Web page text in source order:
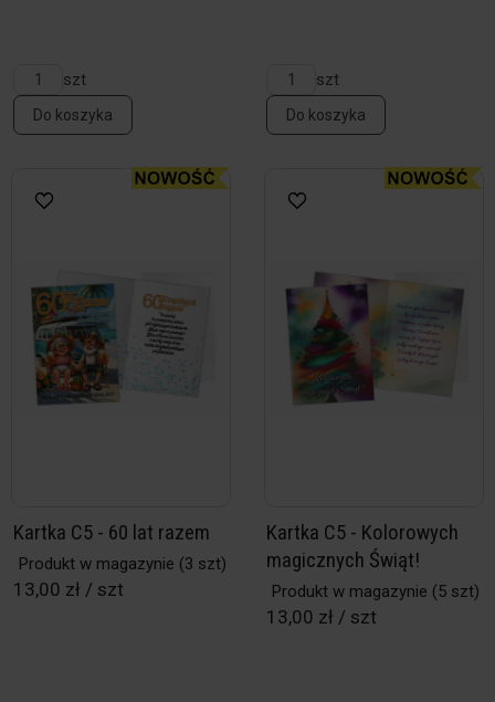
szt
Do koszyka
szt
Do koszyka
Kartka C5 - 60 lat razem
Produkt w magazynie (3 szt)
13,00 zł / szt
Kartka C5 - Kolorowych
magicznych Świąt!
Produkt w magazynie (5 szt)
13,00 zł / szt